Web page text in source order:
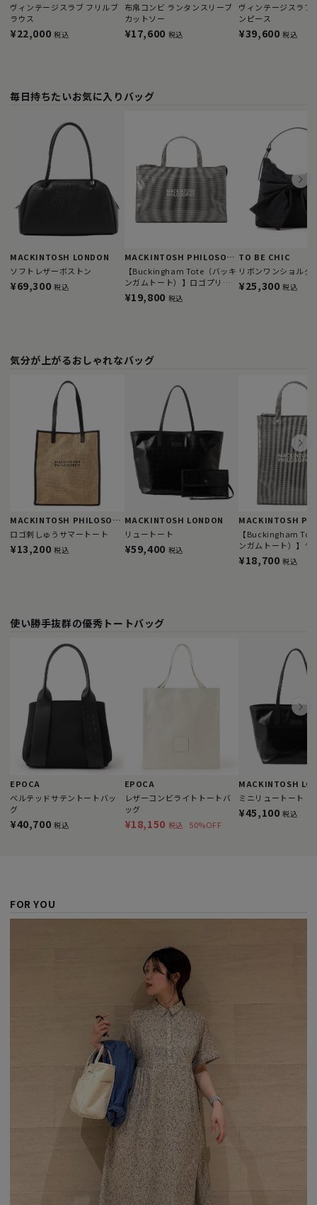
ヴィンテージスラブ フリルブ
ラウス
¥22,000 税込
布帛コンビ ランタンスリーブ
カットソー
¥17,600 税込
ヴィンテージスラブ
ンピース
¥39,600 税込
毎日持ちたいお気に入りバッグ
MACKINTOSH LONDON
ソフトレザーボストン
¥69,300 税込
MACKINTOSH PHILOSOPHY
【Buckingham Tote（バッキ
ンガムトート）】ロゴプリン
ト ランドスケ―プ型
¥19,800 税込
TO BE CHIC
リボンワンショルダ
¥25,300 税込
気分が上がるおしゃれなバッグ
MACKINTOSH PHILOSOPHY
ロゴ刺しゅうサマートート
¥13,200 税込
MACKINTOSH LONDON
リュートート
¥59,400 税込
【Buckingham
ンガムトート）】ラ
ロゴ
¥18,700 税込
使い勝手抜群の優秀トートバッグ
EPOCA
ベルテッドサテントートバッ
グ
¥40,700 税込
EPOCA
レザーコンビライトトートバ
ッグ
¥18,150 税込 50%OFF
MACKINTOSH
ミニリュートート
¥45,100 税込
FOR YOU